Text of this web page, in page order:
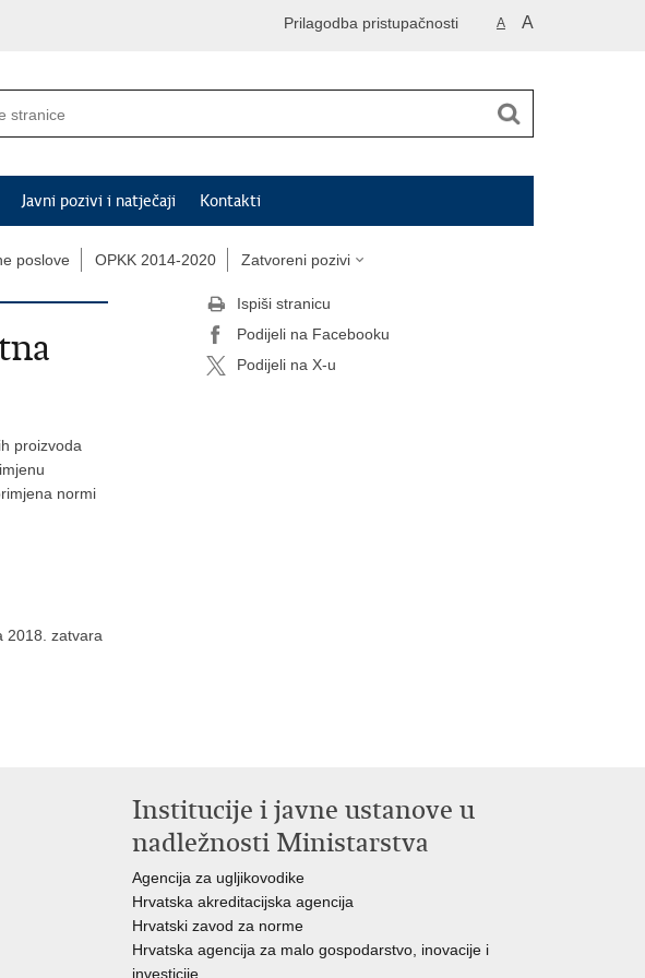
A A
Prilagodba pristupačnosti
Javni pozivi i natječaji Kontakti
poslove OPKK 2014-2020 Zatvoreni pozivi
proizvoda
normi
2018. zatvara
Ispiši stranicu
Podijeli na Facebooku
Podijeli na X-u
Institucije i javne ustanove u
nadležnosti Ministarstva
Agencija za ugljikovodike
Hrvatska akreditacijska agencija
Hrvatski zavod za norme
Hrvatska agencija za malo gospodarstvo, inovacije i
investicije